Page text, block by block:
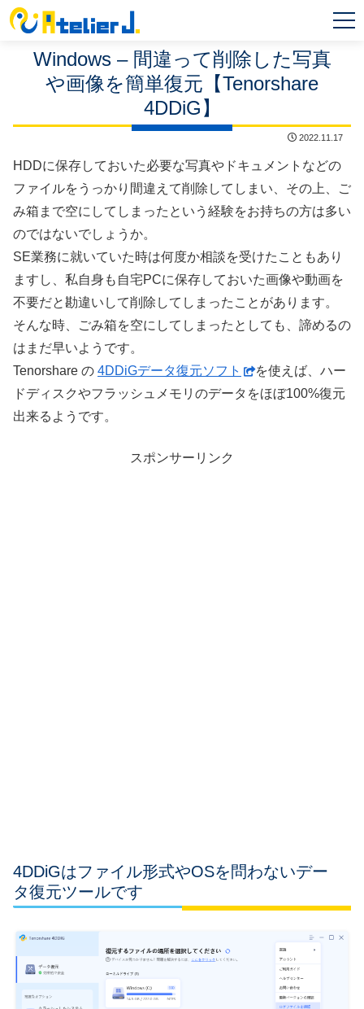
Windows – 間違って削除した写真
や画像を簡単復元【Tenorshare
4DDiG】
2022.11.17
HDDに保存しておいた必要な写真やドキュメントなどの
ファイルをうっかり間違えて削除してしまい、その上、ご
み箱まで空にしてしまったという経験をお持ちの方は多い
のではないでしょうか。
SE業務に就いていた時は何度か相談を受けたこともあり
ますし、私自身も自宅PCに保存しておいた画像や動画を
不要だと勘違いして削除してしまったことがあります。
そんな時、ごみ箱を空にしてしまったとしても、諦めるの
はまだ早いようです。
Tenorshare の 4DDiGデータ復元ソフト
を使えば、ハー
ドディスクやフラッシュメモリのデータをほぼ100%復元
出来るようです。
スポンサーリンク
4DDiGはファイル形式やOSを問わないデー
タ復元ツールです